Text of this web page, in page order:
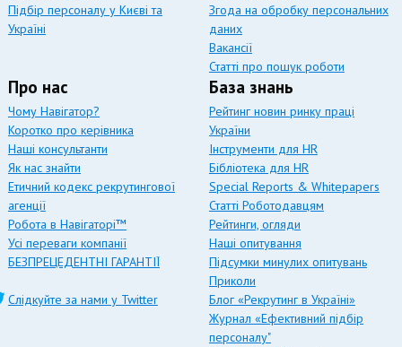
Підбір персоналу у Києві та
Україні
Згода на обробку персональних
даних
Вакансії
Статті про пошук роботи
Про нас
Чому Навігатор?
Коротко про керівника
Наші консультанти
Як нас знайти
Етичний кодекс рекрутингової
агенції
Робота в Навігаторі™
Усі переваги компанії
БЕЗПРЕЦЕДЕНТНІ ГАРАНТІЇ
Слідкуйте за нами у Twitter
База знань
Рейтинг новин ринку праці
України
Інструменти для HR
Бібліотека для HR
Special Reports & Whitepapers
Статті Роботодавцям
Рейтинги, огляди
Наші опитування
Підсумки минулих опитувань
Приколи
Блог «Рекрутинг в Україні»
Журнал «Ефективний підбір
персоналу"